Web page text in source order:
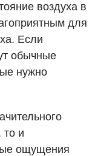
воздуха в
для
Если
обычные
нужно
то и
ощущения